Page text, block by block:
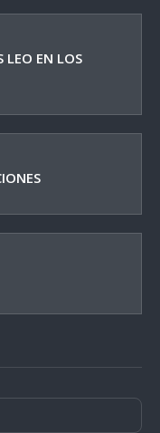
LEO EN LOS